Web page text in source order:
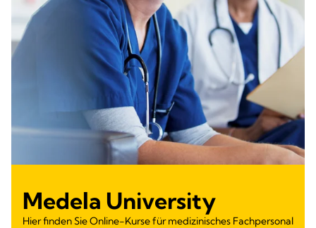
Medela University
Hier finden Sie Online-Kurse für medizinisches Fachpersonal